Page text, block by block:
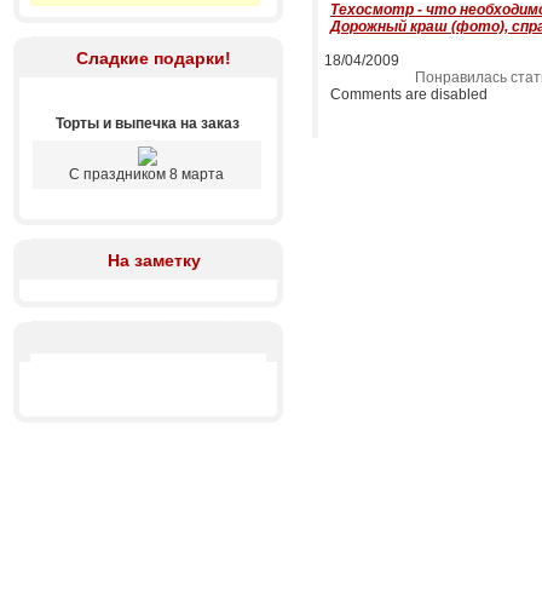
Сладкие подарки!
Торты и выпечка на заказ
С праздником 8 марта
На заметку
Техосмотр - что
Дорожный краш (фото),
18/04/2009
Понравилась
Comments are disabled